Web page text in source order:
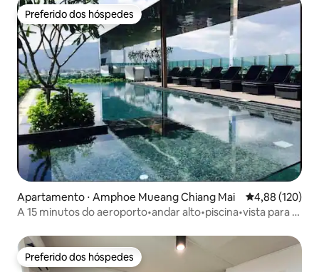
Preferido dos hóspedes
Preferido dos hóspedes
Apartamento ⋅ Amphoe Mueang Chiang Mai 4,88 de uma
4,88 (120)
A 15 minutos do aeroporto•andar alto•piscina•vista para a
Preferido dos hóspedes
Preferido dos hóspedes